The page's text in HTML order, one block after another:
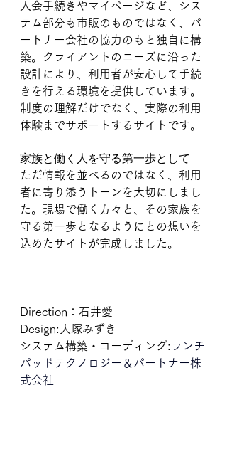
入会手続きやマイページなど、シス
テム部分も市販のものではなく、パ
ートナー会社の協力のもと独自に構
築。クライアントのニーズに沿った
設計により、利用者が安心して手続
きを行える環境を提供しています。
制度の理解だけでなく、実際の利用
体験までサポートするサイトです。
家族と働く人を守る第一歩として
ただ情報を並べるのではなく、利用
者に寄り添うトーンを大切にしまし
た。現場で働く方々と、その家族を
守る第一歩となるようにとの想いを
込めたサイトが完成しました。
Direction：石井愛
Design:大塚みずき
システム構築・コーディング: ランチ
パッドテクノロジー＆パートナー株
式会社